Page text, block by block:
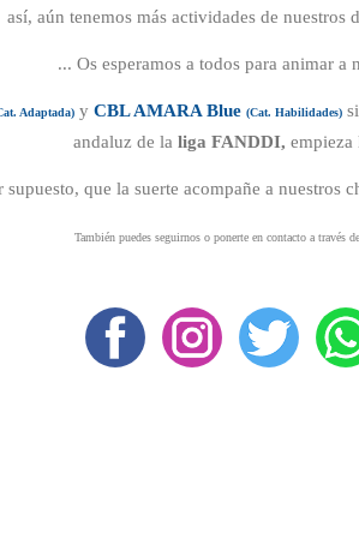
así, aún tenemos más actividades de nuestros
... Os esperamos a todos para animar a
Adaptada) y CBL AMARA Blue (Cat. Habilidades)
andaluz de la liga FANDDI, empieza
que la suerte acompañe a nuestros
También puedes seguirnos o ponerte en contacto a través